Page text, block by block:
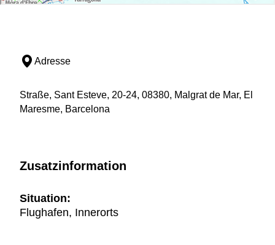
Adresse
Straße, Sant Esteve, 20-24, 08380, Malgrat de Mar, El
Maresme, Barcelona
Zusatzinformation
Situation:
Flughafen, Innerorts